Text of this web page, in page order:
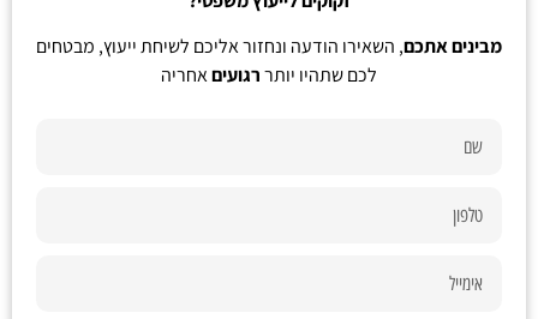
מבינים אתכם, השאירו הודעה ונחזור אליכם לשיחת ייעוץ, מבטחים
לכם שתהיו יותררגועיםאחריה